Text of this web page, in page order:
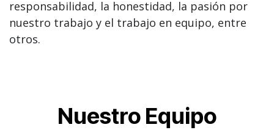
responsabilidad, la honestidad, la pasión por
nuestro trabajo y el trabajo en equipo, entre
otros.
Nuestro Equipo